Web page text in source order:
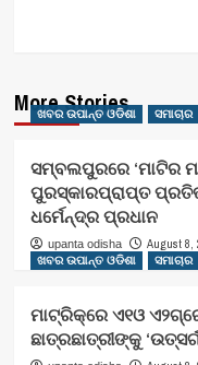
More Stories
ଖବର ଉପାନ୍ତ ଓଡିଶା ସମାଚାର
ସମ୍ବଲପୁରରେ ‘ମାଟିର
ପୁରସ୍କାରପ୍ରାପ୍ତ
ଧର୍ମେନ୍ଦ୍ର ପ୍ରଧାନ
upanta odisha
August 8,
ଖବର ଉପାନ୍ତ ଓଡିଶା
ସମାଚାର
ମାଟ୍ରିକ୍‌ରେ ଏ୧ଓ
ଛାତ୍ରଛାତ୍ରୀଙ୍କୁ